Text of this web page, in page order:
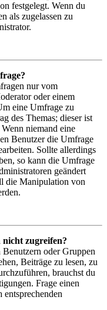
festgelegt. Wenn du
als zugelassen zu
nur vom
oder einem
eine Umfrage zu
des Themas; dieser ist
niemand eine
Benutzer die Umfrage
Sollte allerdings
so kann die Umfrage
geändert
die Manipulation von
zugreifen?
oder Gruppen
Beiträge zu lesen, zu
brauchst du
Frage einen